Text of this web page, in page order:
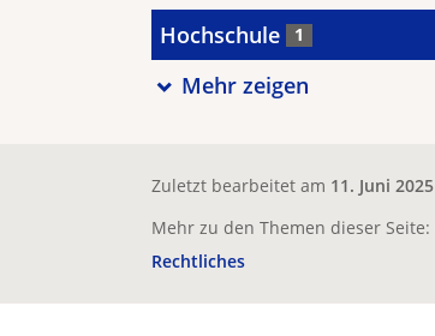
Hochschule 1
Mehr zeigen
Zuletzt bearbeitet am 11. Juni 2025
Mehr zu den Themen dieser Seite:
Rechtliches